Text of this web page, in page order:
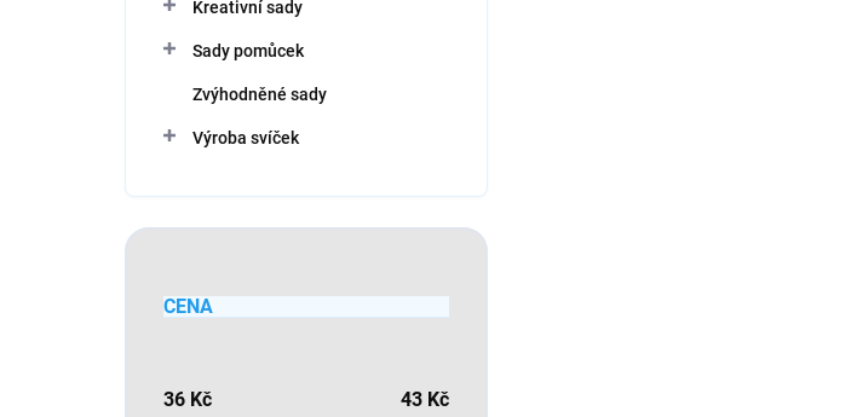
Kreativní sady
Sady pomůcek
Zvýhodněné sady
Výroba svíček
CENA
36 Kč 43 Kč